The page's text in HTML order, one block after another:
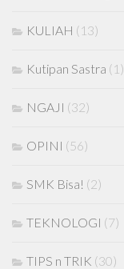
KULIAH (13)
Kutipan Sastra (1)
NGAJI (32)
OPINI (56)
SMK Bisa! (2)
TEKNOLOGI (7)
TIPS n TRIK (30)